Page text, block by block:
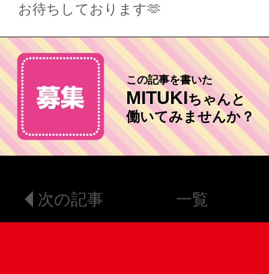
お待ちしております‪🫶
この記事を書いた
MITUKIちゃんと
働いてみませんか？
次の記事 一覧